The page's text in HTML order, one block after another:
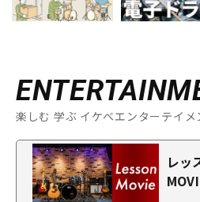
楽しむ 学ぶ イケベエンターテイメ
レッ